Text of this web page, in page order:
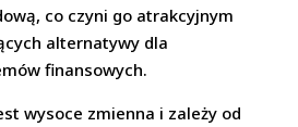
co czyni go atrakcyjnym
alternatywy dla
finansowych.
wysoce zmienna i zależy od